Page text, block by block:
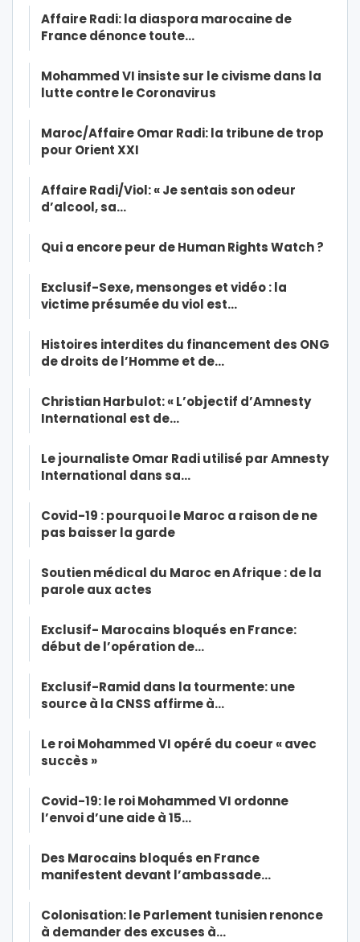
Affaire Radi: la diaspora marocaine de
France dénonce toute…
Mohammed VI insiste sur le civisme dans la
lutte contre le Coronavirus
Maroc/Affaire Omar Radi: la tribune de trop
pour Orient XXI
Affaire Radi/Viol: « Je sentais son odeur
d’alcool, sa…
Qui a encore peur de Human Rights Watch ?
Exclusif-Sexe, mensonges et vidéo : la
victime présumée du viol est…
Histoires interdites du financement des ONG
de droits de l’Homme et de…
Christian Harbulot: « L’objectif d’Amnesty
International est de…
Le journaliste Omar Radi utilisé par Amnesty
International dans sa…
Covid-19 : pourquoi le Maroc a raison de ne
pas baisser la garde
Soutien médical du Maroc en Afrique : de la
parole aux actes
Exclusif- Marocains bloqués en France:
début de l’opération de…
Exclusif-Ramid dans la tourmente: une
source à la CNSS affirme à…
Le roi Mohammed VI opéré du coeur « avec
succès »
Covid-19: le roi Mohammed VI ordonne
l’envoi d’une aide à 15…
Des Marocains bloqués en France
manifestent devant l’ambassade…
Colonisation: le Parlement tunisien renonce
à demander des excuses à…